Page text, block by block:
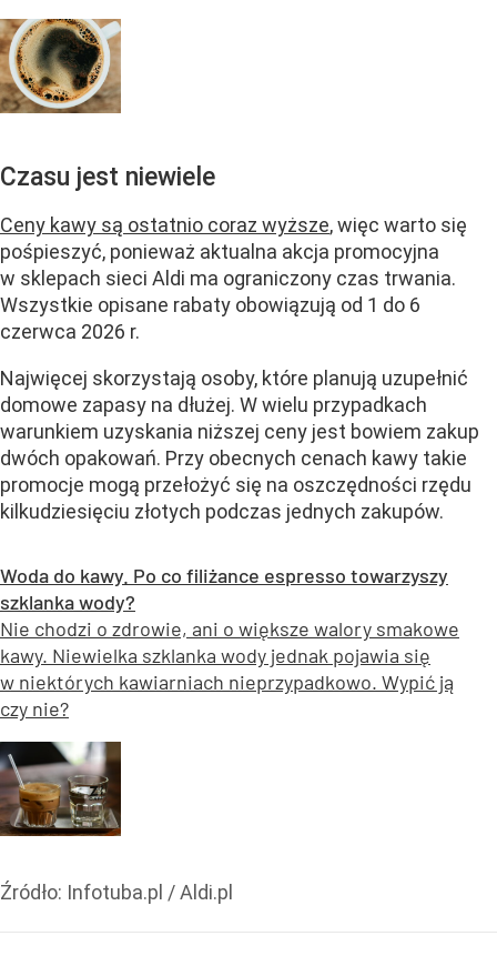
Czasu jest niewiele
Ceny kawy są ostatnio coraz wyższe, więc warto się
pośpieszyć, ponieważ aktualna akcja promocyjna
w sklepach sieci Aldi ma ograniczony czas trwania.
Wszystkie opisane rabaty obowiązują od 1 do 6
czerwca 2026 r.
Najwięcej skorzystają osoby, które planują uzupełnić
domowe zapasy na dłużej. W wielu przypadkach
warunkiem uzyskania niższej ceny jest bowiem zakup
dwóch opakowań. Przy obecnych cenach kawy takie
promocje mogą przełożyć się na oszczędności rzędu
kilkudziesięciu złotych podczas jednych zakupów.
Woda do kawy. Po co filiżance espresso towarzyszy
szklanka wody?
Nie chodzi o zdrowie, ani o większe walory smakowe
kawy. Niewielka szklanka wody jednak pojawia się
w niektórych kawiarniach nieprzypadkowo. Wypić ją
czy nie?
Źródło: Infotuba.pl / Aldi.pl